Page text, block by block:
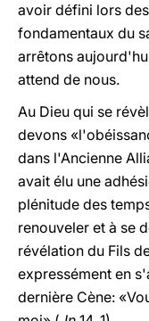
avoir défini lors
fondamentaux du
arrêtons
attend de nous.
Au Dieu qui se
devons
dans l'Ancienne
avait élu une
plénitude des
renouveler et à se
révélation du Fils
expressément en
dernière Cène: